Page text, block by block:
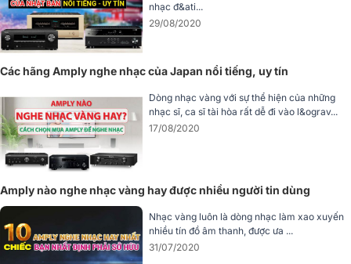
Giao diện điều khiển trực quan, dễ sử dụng
Khác với nhiều ampli truyền thống, Roksan Attessa Integrated sở
hữu giao diện điều khiển một chạm với núm xoay cảm ứng, giao
diện đồ họa sinh động và phản hồi xúc giác. Việc thay đổi âm lượng
hay chọn nguồn phát được thực hiện mượt mà, mang đến trải
nghiệm sử dụng hiện đại và tiện lợi. Ngoài ra, thiết bị còn hỗ trợ điều
nhạc đ&ati...
29/08/2020
Các hãng Amply nghe nhạc của Japan nổi tiếng, uy tín
Dòng nhạc vàng với sự thể hiện của những
nhạc sĩ, ca sĩ tài hòa rất dễ đi vào l&ograv...
17/08/2020
Amply nào nghe nhạc vàng hay được nhiều người tin dùng
Nhạc vàng luôn là dòng nhạc làm xao xuyến
nhiều tín đồ âm thanh, được ưa ...
31/07/2020